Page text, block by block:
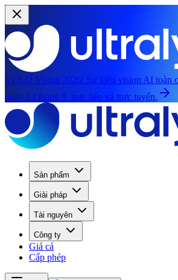
YOLO Vision 2026: Sự kiện vision AI toàn
ngày 13 tháng 9, trực tiếp và trực tuyến.
Sản phẩm
Giải pháp
Tài nguyên
Công ty
Giá cả
Cấp phép